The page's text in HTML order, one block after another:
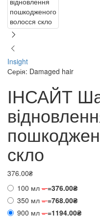
Insight
Серія: Damaged hair
ІНСАЙТ
скло
376.00₴
100 мл ==376.00₴
350 мл ==768.00₴
900 мл ==1194.00₴